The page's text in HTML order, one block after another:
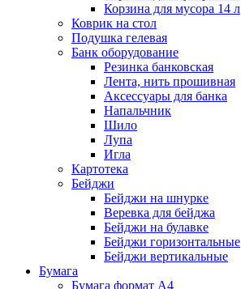
Корзина для мусора 14 л
Коврик на стол
Подушка гелевая
Банк оборудование
Резинка банковская
Лента, нить прошивная
Аксессуары для банка
Напальчник
Шило
Лупа
Игла
Картотека
Бейджи
Бейджи на шнурке
Веревка для бейджа
Бейджи на булавке
Бейджи горизонтальные
Бейджи вертикальные
Бумага
Бумага формат А4